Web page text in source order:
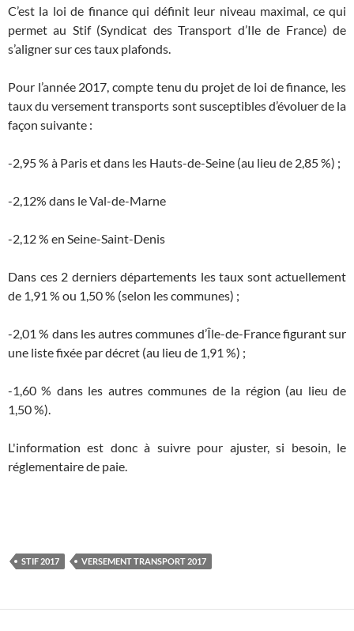
C’est la loi de finance qui définit leur niveau maximal, ce qui
permet au Stif (Syndicat des Transport d’Ile de France) de
s’aligner sur ces taux plafonds.
Pour l’année 2017, compte tenu du projet de loi de finance, les
taux du versement transports sont susceptibles d’évoluer de la
façon suivante :
-2,95 % à Paris et dans les Hauts-de-Seine (au lieu de 2,85 %) ;
-2,12% dans le Val-de-Marne
-2,12 % en Seine-Saint-Denis
Dans ces 2 derniers départements les taux sont actuellement
de 1,91 % ou 1,50 % (selon les communes) ;
-2,01 % dans les autres communes d’Île-de-France figurant sur
une liste fixée par décret (au lieu de 1,91 %) ;
-1,60 % dans les autres communes de la région (au lieu de
1,50 %).
L'information est donc à suivre pour ajuster, si besoin, le
réglementaire de paie.
STIF 2017 VERSEMENT TRANSPORT 2017